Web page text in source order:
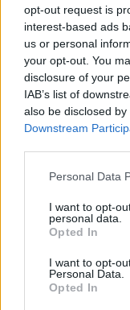
opt-out request is
interest-based ads
us or personal
your opt-out. You
disclosure of your
IAB’s list of
also be disclosed
Downstream
Personal Data
I want to opt-
personal data.
Opted In
I want to opt-
Personal Data.
Opted In
Τέλος από
Ράπτης
30.07.2026 - 09:56